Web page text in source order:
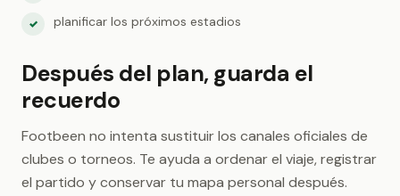
✓ planificar los próximos estadios
Después del plan, guarda el
recuerdo
Footbeen no intenta sustituir los canales oficiales de
clubes o torneos. Te ayuda a ordenar el viaje, registrar
el partido y conservar tu mapa personal después.